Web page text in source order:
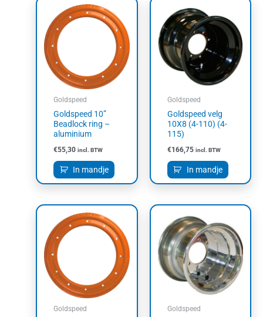
Goldspeed
Goldspeed 10”
Beadlock ring –
aluminium
€55,30 incl. BTW
In mandje
Goldspeed
Goldspeed velg
10X8 (4-110) (4-
115)
€166,75 incl. BTW
In mandje
Goldspeed Goldspeed